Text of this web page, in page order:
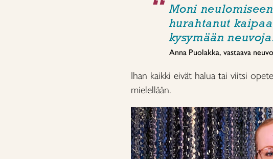
Moni
hurahtanut
kysymään
Anna Puolakka, vastaava
Ihan kaikki eivät halua tai viitsi
mielellään.